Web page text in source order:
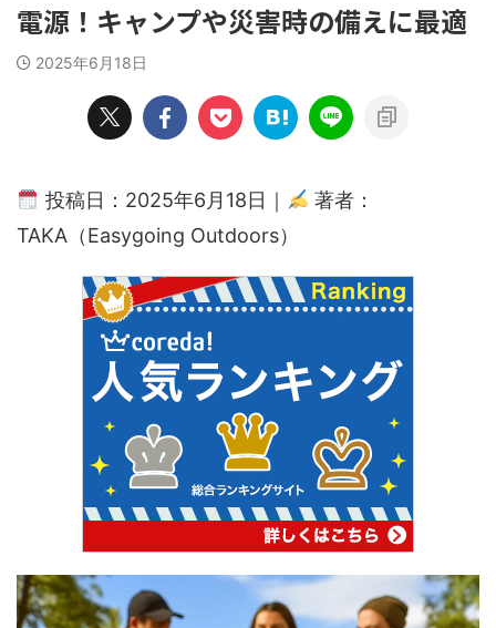
電源！キャンプや災害時の備えに最適
2025年6月18日
投稿日：2025年6月18日｜
著者：
TAKA（Easygoing Outdoors）